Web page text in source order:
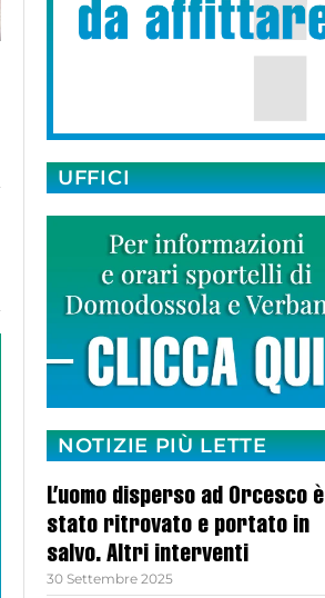
UFFICI
NOTIZIE PIÙ LETTE
L’uomo disperso ad Orcesco è
stato ritrovato e portato in
salvo. Altri interventi
30 Settembre 2025